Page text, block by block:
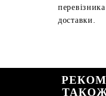
доставки.